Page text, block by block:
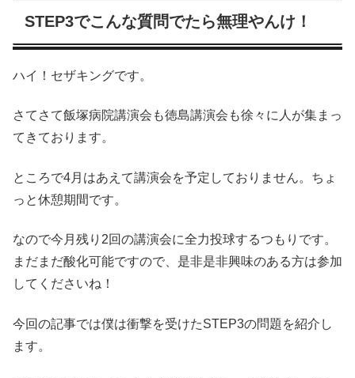
STEP3でこんな質問でたら無理やんけ！
ハイ！セザキングです。
さてさて飯塚病院講演会も徳島講演会も徐々に人が集まっ
てきております。
ところで4月はあえて講演会を予定しておりません。ちょ
っと休憩期間です。
なので今月残り2回の講演会に全力投球するつもりです。
まだまだ酸化可能ですので、是非是非興味のある方は参加
してくださいね！
今回の記事では僕は衝撃を受けたSTEP3の問題を紹介し
ます。